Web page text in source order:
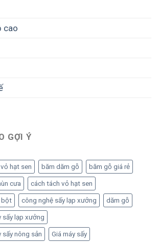
cao
GỢI Ý
hạt sen băm dăm gỗ băm gỗ giá rẻ
cưa cách tách vỏ hạt sen
bột công nghệ sấy lạp xưởng dăm gỗ
sấy lạp xưởng
sấy nông sản Giá máy sấy